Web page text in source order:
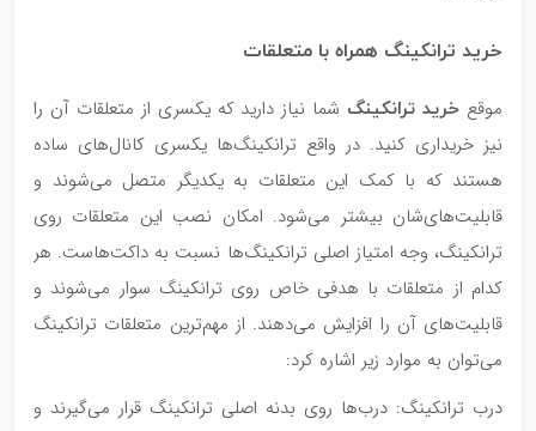
خرید ترانکینگ همراه با متعلقات
موقع خرید ترانکینگ شما نیاز دارید که یکسری از متعلقات آن را
نیز خریداری کنید. در واقع ترانکینگ‌ها یکسری کانال‌های ساده
هستند که با کمک این متعلقات به یکدیگر متصل می‌شوند و
قابلیت‌های‌شان بیشتر می‌شود. امکان نصب این متعلقات روی
ترانکینگ، وجه امتیاز اصلی ترانکینگ‌ها نسبت به داکت‌هاست. هر
کدام از متعلقات با هدفی خاص روی ترانکینگ سوار می‌شوند و
قابلیت‌های آن را افزایش می‌دهند. از مهم‌‌ترین متعلقات ترانکینگ
می‌توان به موارد زیر اشاره کرد:
درب ترانکینگ: درب‌ها روی بدنه اصلی ترانکینگ قرار می‌گیرند و